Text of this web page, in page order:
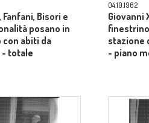
Bisori e
posano in
abiti da
- totale
04.10.1962
Giovanni
stazione
- piano